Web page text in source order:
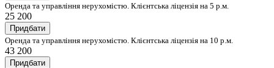
Оренда та управління нерухомістю. Клієнтська ліцензія на 5 р.м.
25 200
Придбати
Оренда та управління нерухомістю. Клієнтська ліцензія на 10 р.м.
43 200
Придбати